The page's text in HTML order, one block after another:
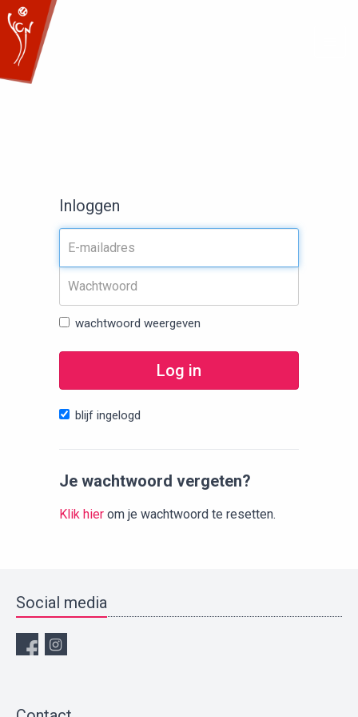
Inloggen
wachtwoord weergeven
Log in
blijf ingelogd
Je wachtwoord vergeten?
Klik hier om je wachtwoord te resetten.
Social media